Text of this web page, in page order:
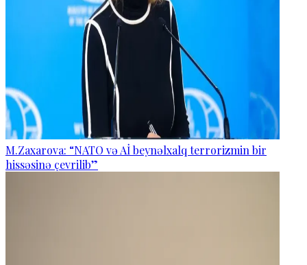
M.Zaxarova: “NATO və Aİ beynəlxalq terrorizmin bir
hissəsinə çevrilib”